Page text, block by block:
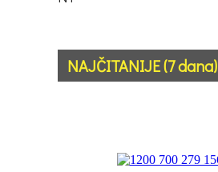
NAJČITANIJE (7 dana)